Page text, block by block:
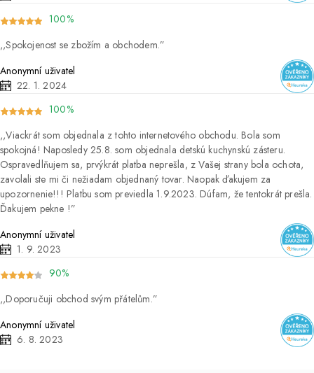
100%
Spokojenost se zbožím a obchodem.
Anonymní uživatel
22. 1. 2024
100%
Viackrát som objednala z tohto internetového obchodu. Bola som
spokojná! Naposledy 25.8. som objednala detskú kuchynskú zásteru.
Ospravedlňujem sa, prvýkrát platba neprešla, z Vašej strany bola ochota,
zavolali ste mi či nežiadam objednaný tovar. Naopak ďakujem za
upozornenie!!! Platbu som previedla 1.9.2023. Dúfam, že tentokrát prešla.
Ďakujem pekne !
Anonymní uživatel
1. 9. 2023
90%
Doporučuji obchod svým přátelům.
Anonymní uživatel
6. 8. 2023